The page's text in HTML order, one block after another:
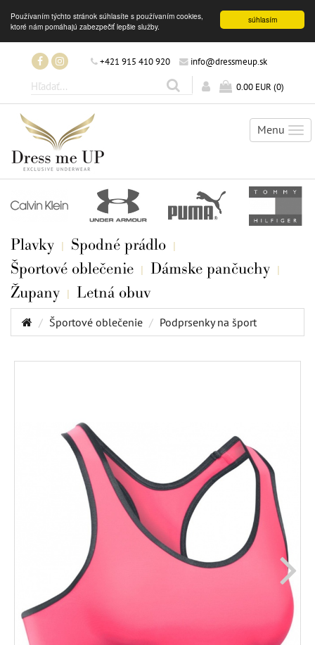
súhlasím
Používaním týchto stránok súhlasíte s používaním cookies,
ktoré nám pomáhajú zabezpečiť lepšie služby.
+421 915 410 920 info@dressmeup.sk
0.00 EUR (0)
Menu
Plavky
Spodné prádlo
Športové oblečenie
Dámske pančuchy
Župany
Letná obuv
Športové oblečenie Podprsenky na šport